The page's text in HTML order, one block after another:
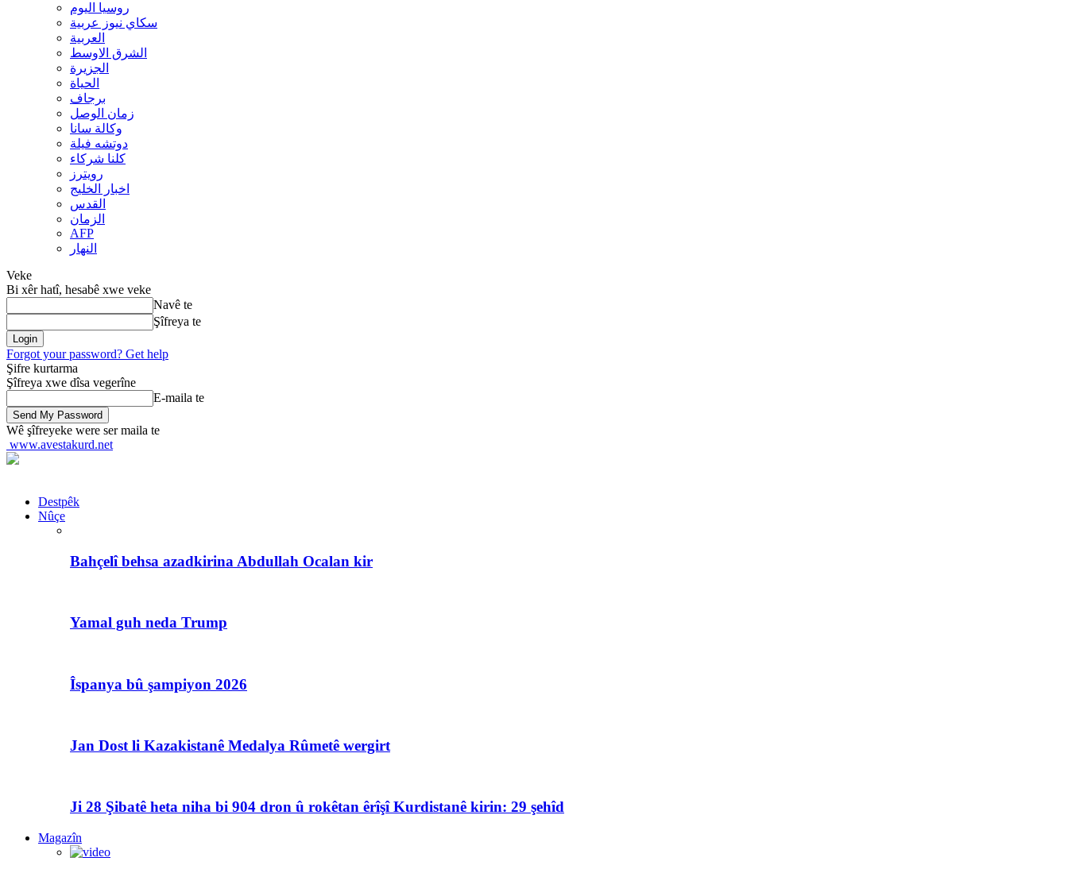
روسیا الیوم
سكاي نيوز عربية
العربية
الشرق الاوسط
الجزيرة
الحیاة
برجاف
زمان الوصل
وکالة سانا
دوتشه فیلة
کلنا شرکاء
رويترز
اخبار الخلیج
القدس
الزمان
AFP
النهار
Veke
Bi xêr hatî, hesabê xwe veke
Navê te
Şîfreya te
Forgot your password? Get help
Şifre kurtarma
Şîfreya xwe dîsa vegerîne
E-maila te
Wê şîfreyeke were ser maila te
www.avestakurd.net
Destpêk
Nûçe
Bahçelî behsa azadkirina Abdullah Ocalan kir
Yamal guh neda Trump
Îspanya bû şampiyon 2026
Jan Dost li Kazakistanê Medalya Rûmetê wergirt
Ji 28 Şibatê heta niha bi 904 dron û rokêtan êrîşî Kurdistanê kirin: 29 şehîd
Magazîn